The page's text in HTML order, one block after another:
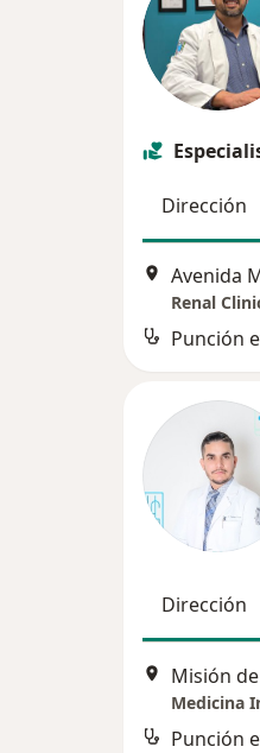
Dirección
Avenida
Renal
Dirección
Misión
Medicina